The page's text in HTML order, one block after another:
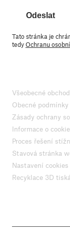
Odeslat
Tato stránka je
tedyOchranu
Všeobecné
Obecné
Zásady ochrany
Informace o
Proces řešení
Stavová stránka
Nastavení cookies
Recyklace 3D